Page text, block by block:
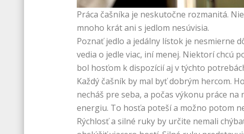
Práca čašníka je neskutočne rozmanitá.
mnoho krát ani s jedlom nesúvisia.
Poznať jedlo a jedálny lístok je nesmierne
vedia o jedle viac, iní menej. Niektorí chcú
bol hosťom k dispozícií aj v týchto
Každý čašník by mal byť dobrým hercom.
necháš pre seba, a počas výkonu práce
energiu. To hosťa poteší a možno potom
Rýchlosť a silné ruky by určite nemali